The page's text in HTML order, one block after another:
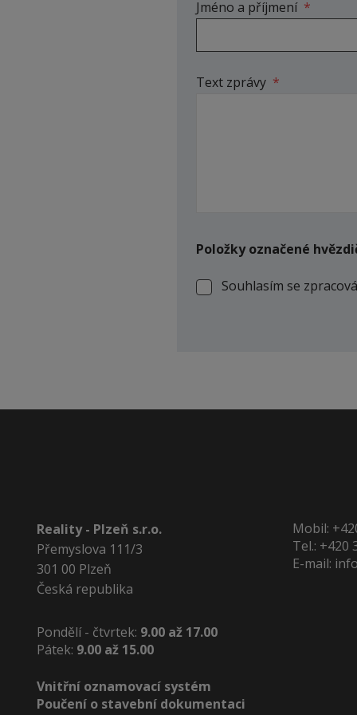
Jméno a příjmení *
Text zprávy *
Položky označené
Souhlasím
Souhlasím se
Reality - Plzeň s.r.o.
Přemyslova 111/3
301 00 Plzeň
Česká republika
Pondělí - čtvrtek: 9.00 až 17.00
Pátek: 9.00 až 15.00
Vnitřní oznamovací systém
Poučení o stavební dokumentaci
Mobil:
Tel.: +420
E-mail: